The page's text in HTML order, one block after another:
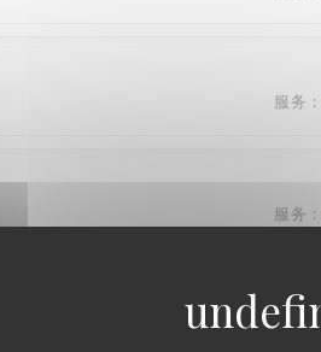
服务 :
服务 :
服务: